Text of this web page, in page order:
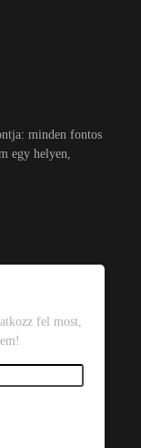
minden fontos
egy helyen,
fel most,